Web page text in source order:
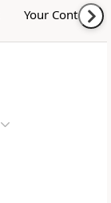
Your Content